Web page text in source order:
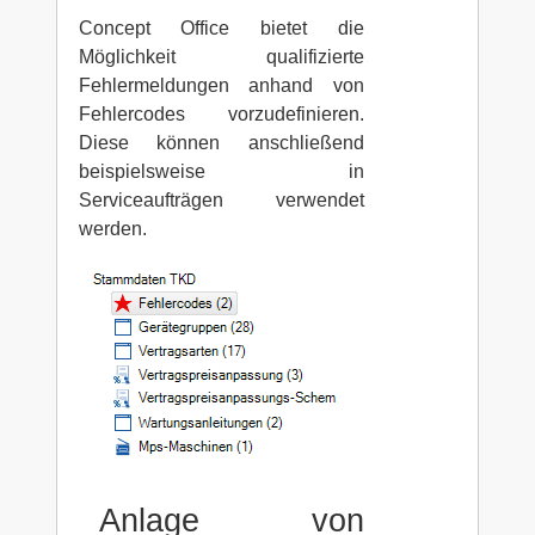
Concept Office bietet die
Möglichkeit qualifizierte
Fehlermeldungen anhand von
Fehlercodes vorzudefinieren.
Diese können anschließend
beispielsweise in
Serviceaufträgen verwendet
werden.
Anlage von